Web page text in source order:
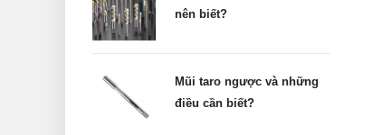
nên biết?
Mũi taro ngược và những
điều cần biết?